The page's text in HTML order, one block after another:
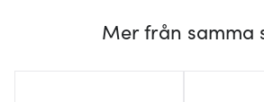
Mer från samma